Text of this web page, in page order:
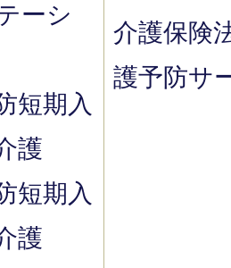
ーシ
短期入
護
短期入
護
介護保険
護予防サ